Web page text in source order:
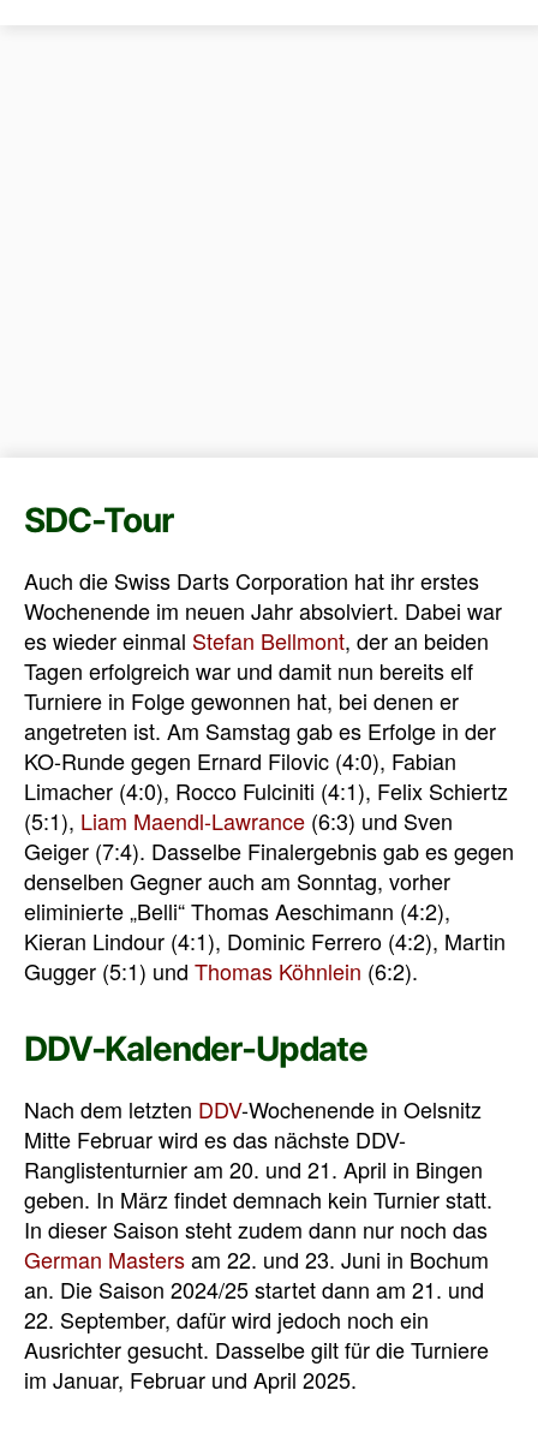
SDC-Tour
Auch die Swiss Darts Corporation hat ihr erstes
Wochenende im neuen Jahr absolviert. Dabei war
es wieder einmal Stefan Bellmont, der an beiden
Tagen erfolgreich war und damit nun bereits elf
Turniere in Folge gewonnen hat, bei denen er
angetreten ist. Am Samstag gab es Erfolge in der
KO-Runde gegen Ernard Filovic (4:0), Fabian
Limacher (4:0), Rocco Fulciniti (4:1), Felix Schiertz
(5:1), Liam Maendl-Lawrance (6:3) und Sven
Geiger (7:4). Dasselbe Finalergebnis gab es gegen
denselben Gegner auch am Sonntag, vorher
eliminierte „Belli“ Thomas Aeschimann (4:2),
Kieran Lindour (4:1), Dominic Ferrero (4:2), Martin
Gugger (5:1) und Thomas Köhnlein (6:2).
DDV-Kalender-Update
Nach dem letzten DDV-Wochenende in Oelsnitz
Mitte Februar wird es das nächste DDV-
Ranglistenturnier am 20. und 21. April in Bingen
geben. In März findet demnach kein Turnier statt.
In dieser Saison steht zudem dann nur noch das
German Mastersam 22. und 23. Juni in Bochum
an. Die Saison 2024/25 startet dann am 21. und
22. September, dafür wird jedoch noch ein
Ausrichter gesucht. Dasselbe gilt für die Turniere
im Januar, Februar und April 2025.